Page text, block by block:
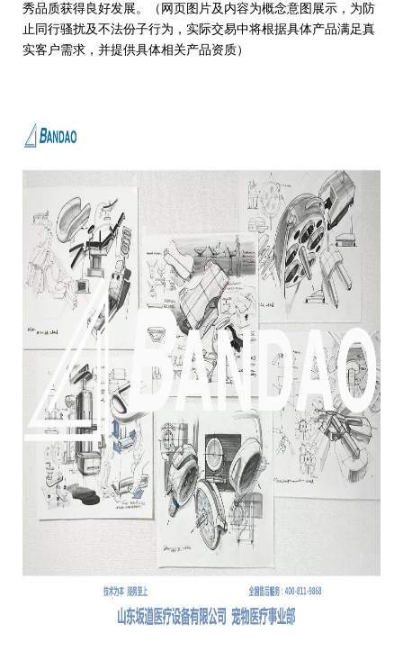
秀品质获得良好发展。（网页图片及内容为概念意图展示，为防
止同行骚扰及不法份子行为，实际交易中将根据具体产品满足真
实客户需求，并提供具体相关产品资质）